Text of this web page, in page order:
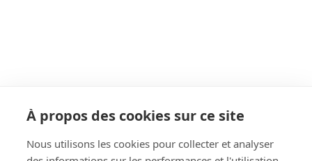
À propos des cookies sur ce site
Nous utilisons les cookies pour collecter et analyser